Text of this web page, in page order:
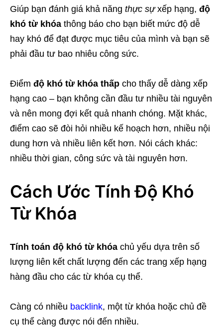
Giúp bạn đánh giá khả năng thực sựxếp hạng, độ
khó từ khóa thông báo cho bạn biết mức độ dễ
hay khó để đạt được mục tiêu của mình và bạn sẽ
phải đầu tư bao nhiêu công sức.
Điểm độ khó từ khóa thấp cho thấy dễ dàng xếp
hạng cao – bạn không cần đầu tư nhiều tài nguyên
và nên mong đợi kết quả nhanh chóng. Mặt khác,
điểm cao sẽ đòi hỏi nhiều kế hoạch hơn, nhiều nội
dung hơn và nhiều liên kết hơn. Nói cách khác:
nhiều thời gian, công sức và tài nguyên hơn.
Cách Ước Tính Độ Khó
Từ Khóa
Tính toán độ khó từ khóa chủ yếu dựa trên số
lượng liên kết chất lượng đến các trang xếp hạng
hàng đầu cho các từ khóa cụ thể.
Càng có nhiều backlink, một từ khóa hoặc chủ đề
cụ thể càng được nói đến nhiều.